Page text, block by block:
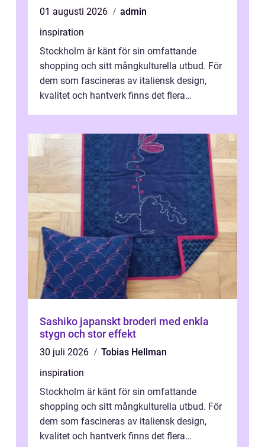
01 augusti 2026
admin
inspiration
Stockholm är känt för sin omfattande
shopping och sitt mångkulturella utbud. För
dem som fascineras av italiensk design,
kvalitet och hantverk finns det flera
Sashiko japanskt broderi med enkla
stygn och stor effekt
30 juli 2026
Tobias Hellman
inspiration
Stockholm är känt för sin omfattande
shopping och sitt mångkulturella utbud. För
dem som fascineras av italiensk design,
kvalitet och hantverk finns det flera